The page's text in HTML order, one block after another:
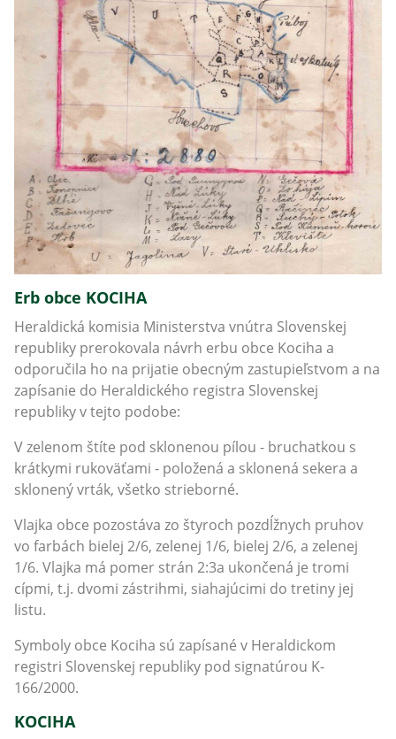
Erb obce KOCIHA
Heraldická komisia Ministerstva vnútra Slovenskej
republiky prerokovala návrh erbu obce Kociha a
odporučila ho na prijatie obecným zastupieľstvom a na
zapísanie do Heraldického registra Slovenskej
republiky v tejto podobe:
V zelenom štíte pod sklonenou pílou - bruchatkou s
krátkymi rukoväťami - položená a sklonená sekera a
sklonený vrták, všetko strieborné.
Vlajka obce pozostáva zo štyroch pozdĺžnych pruhov
vo farbách bielej 2/6, zelenej 1/6, bielej 2/6, a zelenej
1/6. Vlajka má pomer strán 2:3a ukončená je tromi
cípmi, t.j. dvomi zástrihmi, siahajúcimi do tretiny jej
listu.
Symboly obce Kociha sú zapísané v Heraldickom
registri Slovenskej republiky pod signatúrou K-
166/2000.
KOCIHA